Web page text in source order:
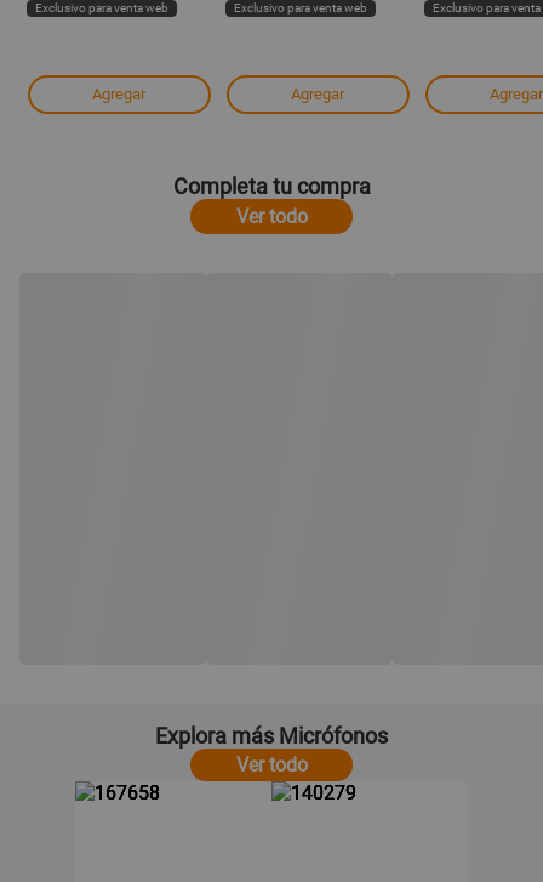
Exclusivo para venta web
Agregar
Exclusivo para venta web
Agregar
Exclusivo para
Agregar
Completa tu compra
Ver todo
Explora más Micrófonos
Ver todo